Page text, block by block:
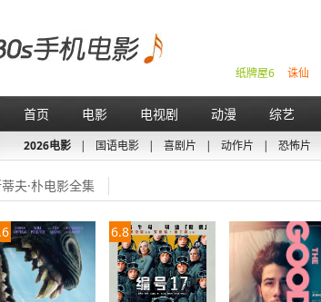
诛仙
纸牌屋6
首页 电影 电视剧 动漫 综艺
2026电影 | 国语电影 | 喜剧片 | 动作片 | 恐怖片
夫·朴电影全集
6.8